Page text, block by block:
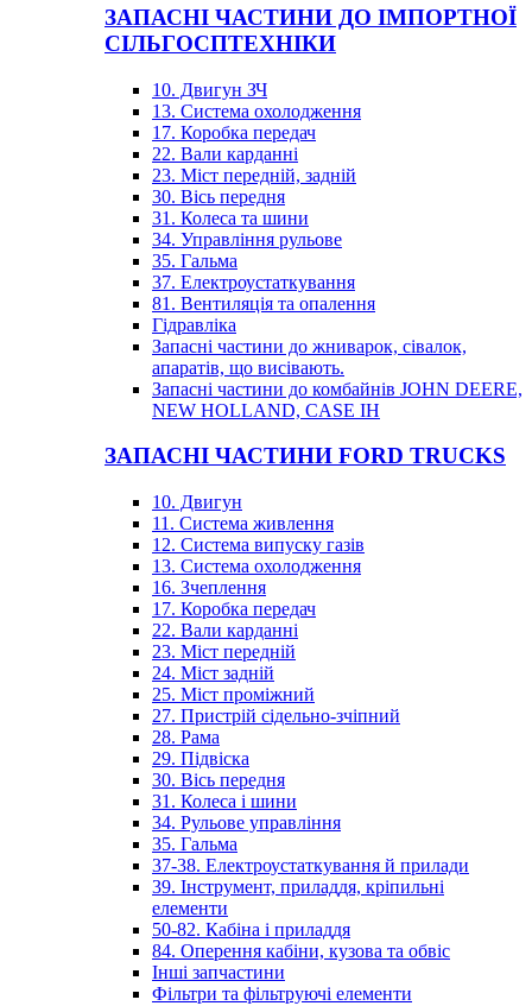
ЗАПАСНІ ЧАСТИНИ ДО ІМПОРТНОЇ
СІЛЬГОСПТЕХНІКИ
10. Двигун ЗЧ
13. Система охолодження
17. Коробка передач
22. Вали карданні
23. Міст передній, задній
30. Вісь передня
31. Колеса та шини
34. Управління рульове
35. Гальма
37. Електроустаткування
81. Вентиляція та опалення
Гідравліка
Запасні частини до жниварок, сівалок,
апаратів, що висівають.
Запасні частини до комбайнів JOHN DEERE,
NEW HOLLAND, CASE IH
ЗАПАСНІ ЧАСТИНИ FORD TRUCKS
10. Двигун
11. Система живлення
12. Система випуску газів
13. Система охолодження
16. Зчеплення
17. Коробка передач
22. Вали карданні
23. Міст передній
24. Міст задній
25. Міст проміжний
27. Пристрій сідельно-зчіпний
28. Рама
29. Підвіска
30. Вісь передня
31. Колеса і шини
34. Рульове управління
35. Гальма
37-38. Електроустаткування й прилади
39. Інструмент, приладдя, кріпильні
елементи
50-82. Кабіна і приладдя
84. Оперення кабіни, кузова та обвіс
Інші запчастини
Фільтри та фільтруючі елементи